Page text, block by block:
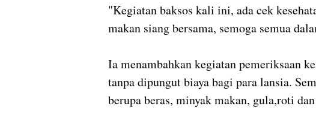
"Kegiatan baksos kali ini, ada cek
makan siang bersama, semoga semua
Ia menambahkan kegiatan pemeriksaan
tanpa dipungut biaya bagi para lansia.
berupa beras, minyak makan, gula,roti